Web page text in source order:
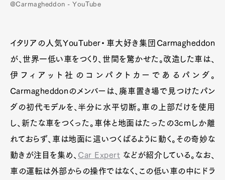
@Carmagheddon - YouTube
イタリアの人気YouTuber・車大好き集団Carmagheddon
が、世界一低い車をつくり、世間を驚かせた。改造した車は、
伊フィアット社のコンパクトカーであるパンダ。
Carmagheddonのメンバーは、廃車置き場で見つけたパン
ダの初代モデルを、半分に水平切断。車の上部だけを使用
し、新たな車をつくった。車体と地面はたったの3cmしか離
れておらず、車は地面に這いつくばるように動く。その奇妙な
動きが注目を集め、 Car Expert などが紹介している。なお、
車の運転は外部からの操作ではなく、この低い車の中にドラ